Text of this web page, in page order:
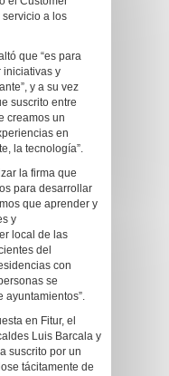
a los
que “es para
iniciativas y
y a su vez
suscrito entre
creamos un
en
la tecnología”.
la firma que
para desarrollar
que aprender y
y
local de las
del
con
se
ayuntamientos”.
en Fitur, el
Luis Barcala y
suscrito por un
tácitamente de